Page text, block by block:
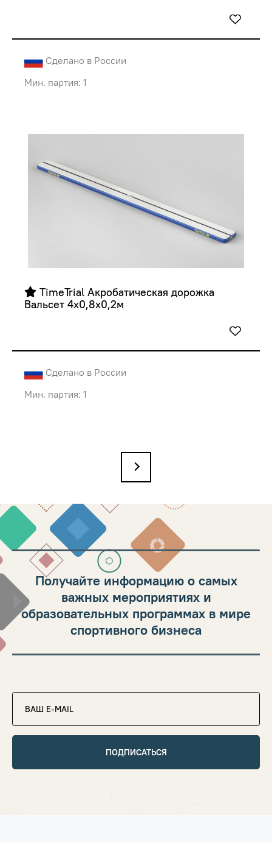
Сделано в России
Мин. партия: 1
TimeTrial Акробатическая дорожка
Вальсет 4х0,8х0,2м
Сделано в России
Мин. партия: 1
→
Получайте информацию о самых
важных мероприятиях и
образовательных программах в мире
спортивного бизнеса
ПОДПИСАТЬСЯ